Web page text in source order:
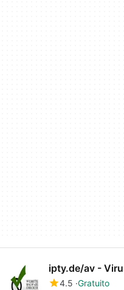
ipty.de/av -
4.5 Gratuito